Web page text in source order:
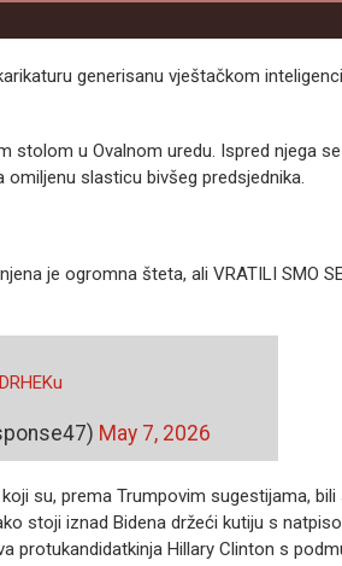
generisanu vještačkom
stolom u Ovalnom uredu. Ispred njega
slasticu bivšeg predsjednika.
je ogromna šteta, ali VRATILI SMO
May 7, 2026
su, prema Trumpovim sugestijama, bili
stoji iznad Bidena držeći kutiju s
protukandidatkinja Hillary Clinton s